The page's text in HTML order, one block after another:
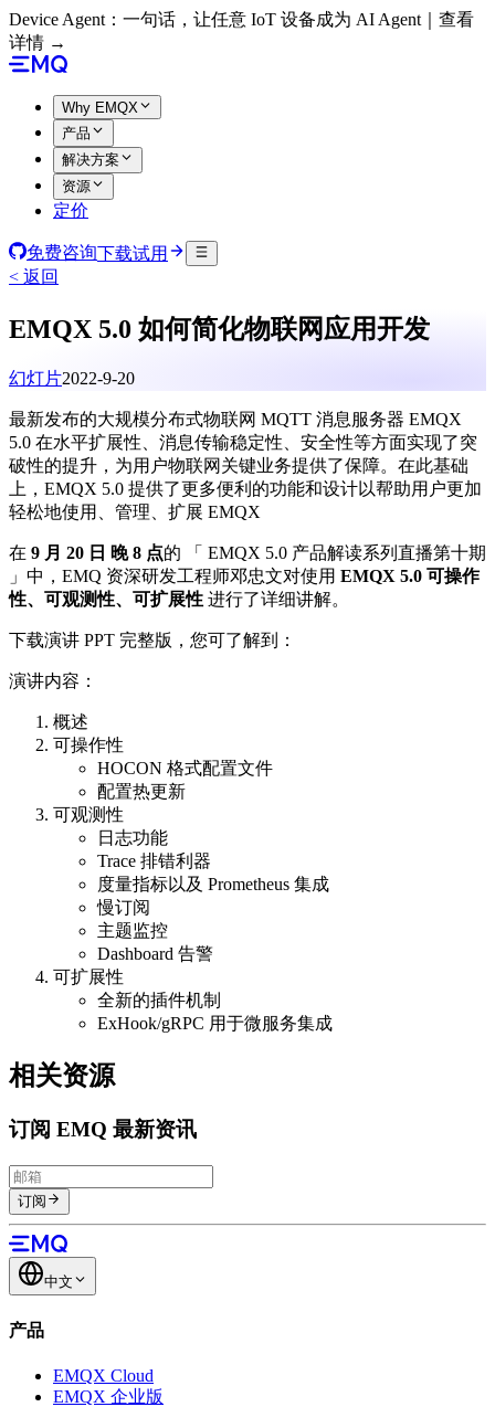
Device Agent：一句话，让任意 IoT 设备成为 AI Agent｜查看
详情 →
Why EMQX
产品
解决方案
资源
定价
免费咨询下载试用
< 返回
EMQX 5.0 如何简化物联网应用开发
幻灯片2022-9-20
最新发布的大规模分布式物联网 MQTT 消息服务器 EMQX
5.0 在水平扩展性、消息传输稳定性、安全性等方面实现了突
破性的提升，为用户物联网关键业务提供了保障。在此基础
上，EMQX 5.0 提供了更多便利的功能和设计以帮助用户更加
轻松地使用、管理、扩展 EMQX
在 9 月 20 日 晚 8 点的 「 EMQX 5.0 产品解读系列直播第十期
」中，EMQ 资深研发工程师邓忠文对使用 EMQX 5.0 可操作
性、可观测性、可扩展性 进行了详细讲解。
下载演讲 PPT 完整版，您可了解到：
演讲内容：
概述
可操作性
HOCON 格式配置文件
配置热更新
可观测性
日志功能
Trace 排错利器
度量指标以及 Prometheus 集成
慢订阅
主题监控
Dashboard 告警
可扩展性
全新的插件机制
ExHook/gRPC 用于微服务集成
相关资源
订阅 EMQ 最新资讯
订阅
中文
产品
EMQX Cloud
EMQX 企业版